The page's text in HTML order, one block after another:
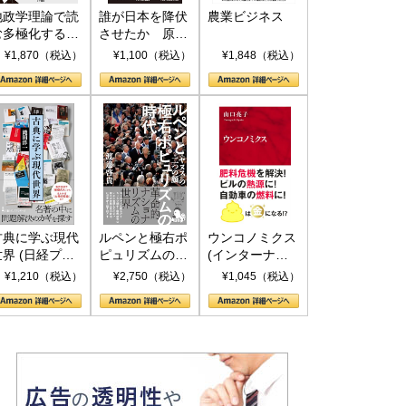
政学理論で読
多極化する世
トランプと
¥1,870（税込）
誰が日本を降伏
させたか 原爆
投下、ソ連参
(PHP新書)
¥1,100（税込）
農業ビジネス
¥1,848（税込）
典に学ぶ現代
界 (日経プレ
アシリーズ)
¥1,210（税込）
ルペンと極右ポ
ピュリズムの時
代：〈ヤヌス〉
¥2,750（税込）
ウンコノミクス
(インターナシ
ョナル新書)
¥1,045（税込）